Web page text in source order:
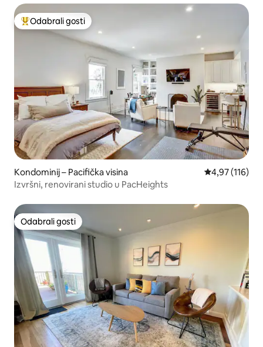
Među najviše rangiranima s oznakom „Odabrali gosti”
Odabrali gosti
Kondominij – Pacifička visina Prosječna
4,97 (116)
Izvršni, renovirani studio u PacHeights
Odabrali gosti
Odabrali gosti